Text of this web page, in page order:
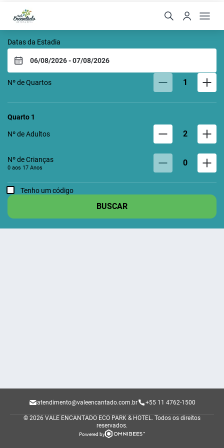
VALE ENCANTADO
Datas da Estadia
Nº de Quartos 1
Quarto 1
Nº de Adultos 2
Nº de Crianças
0 aos 17 Anos 0
Tenho um código
BUSCAR
atendimento@valeencantado.com.br +55 11 4762-1500
© 2026 VALE ENCANTADO ECO PARK & HOTEL. Todos os direitos
reservados.
Powered by